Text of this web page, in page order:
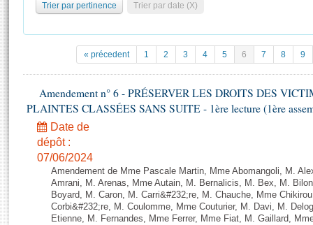
Pétitions
Projets de loi
Propositions de loi
Amendements
Textes adoptés
Rapports d'information
Rapports d'enquête
Rapports législatifs
Statistiques et chiffres clés
Documents de référence
( Constitution | Règlement de l'Assemblée ... )
Juniors
Anciennes législatures
Liens vers les sites publics
La Bibliothèque
Contacts et plan d'accès
Photos libres de droit
Trier par pertinence Trier par date (X)
« précedent 1 2 3 4 5 6 7 8 9
Amendement n° 6 - PRÉSERVER LES DROITS DES
PLAINTES CLASSÉES SANS SUITE - 1ère lecture (1ère
Date de
dépôt :
07/06/2024
Amendement de Mme Pascale Martin, Mme Abomangoli, M.
Amrani, M. Arenas, Mme Autain, M. Bernalicis, M. Bex, M.
Boyard, M. Caron, M. Carri&#232;re, M. Chauche, Mme
Corbi&#232;re, M. Coulomme, Mme Couturier, M. Davi, M.
Etienne, M. Fernandes, Mme Ferrer, Mme Fiat, M. Gaillard,